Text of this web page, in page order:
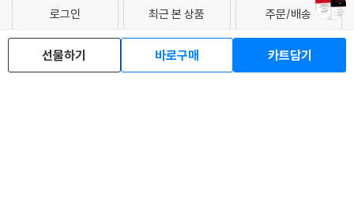
선물하기 바로구매 카트담기
로그인 최근 본 상품 주문/배송
고객센터 1544-3800 티켓 1544-6399
중고샵 1566-4295
eBook 1:1문의/채팅상담